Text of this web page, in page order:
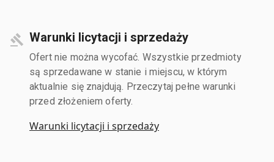
Warunki licytacji i sprzedaży
Ofert nie można wycofać. Wszystkie przedmioty
są sprzedawane w stanie i miejscu, w którym
aktualnie się znajdują. Przeczytaj pełne warunki
przed złożeniem oferty.
Warunki licytacji i sprzedaży